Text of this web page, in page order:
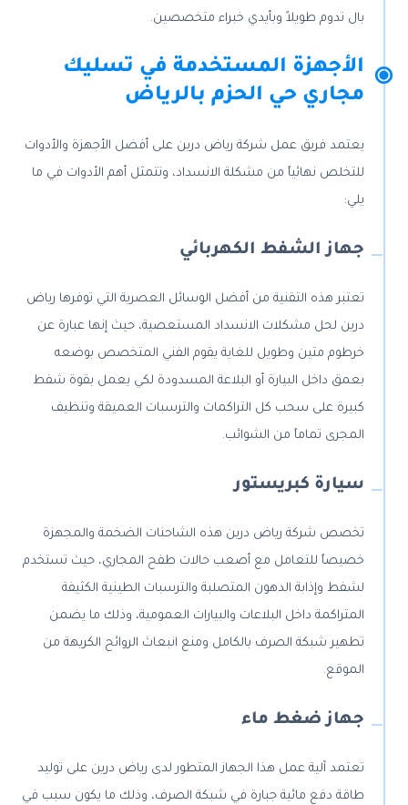
بال تدوم طويلاً وبأيدي خبراء متخصصين.
الأجهزة المستخدمة في تسليك
مجاري حي الحزم بالرياض
يعتمد فريق عمل شركة رياض درين على أفضل الأجهزة والأدوات
للتخلص نهائياً من مشكلة الانسداد، وتتمثل أهم الأدوات في ما
يلي:
جهاز الشفط الكهربائي
تعتبر هذه التقنية من أفضل الوسائل العصرية التي توفرها رياض
درين لحل مشكلات الانسداد المستعصية، حيث إنها عبارة عن
خرطوم متين وطويل للغاية يقوم الفني المتخصص بوضعه
بعمق داخل البيارة أو البلاعة المسدودة لكي يعمل بقوة شفط
كبيرة على سحب كل التراكمات والترسبات العميقة وتنظيف
المجرى تماماً من الشوائب.
سيارة كبريستور
تخصص شركة رياض درين هذه الشاحنات الضخمة والمجهزة
خصيصاً للتعامل مع أصعب حالات طفح المجاري، حيث تستخدم
لشفط وإذابة الدهون المتصلبة والترسبات الطينية الكثيفة
المتراكمة داخل البلاعات والبيارات العمومية، وذلك ما يضمن
تطهير شبكة الصرف بالكامل ومنع انبعاث الروائح الكريهة من
الموقع.
جهاز ضغط ماء
تعتمد آلية عمل هذا الجهاز المتطور لدى رياض درين على توليد
طاقة دفع مائية جبارة في شبكة الصرف، وذلك ما يكون سبب في